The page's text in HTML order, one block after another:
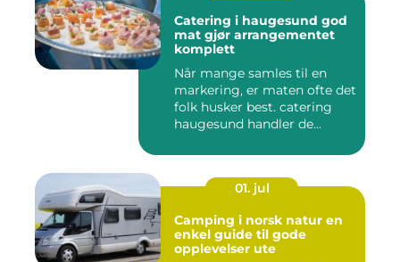
Catering i haugesund god
mat gjør arrangementet
komplett
Når mange samles til en
markering, er maten ofte det
folk husker best. catering
haugesund handler de...
01. jul
Camping i norsk natur en
enkel guide til gode
opplevelser ute